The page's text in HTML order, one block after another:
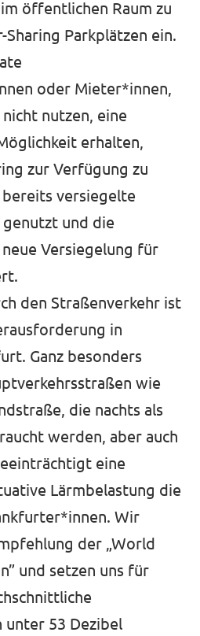
öffentlichen Raum zu
Sharing Parkplätzen ein.
oder Mieter*innen,
nutzen, eine
erhalten,
zur Verfügung zu
versiegelte
und die
Versiegelung für
den Straßenverkehr ist
in
Ganz besonders
wie
die nachts als
werden, aber auch
eine
Lärmbelastung die
Wir
der „World
und setzen uns für
unter 53 Dezibel